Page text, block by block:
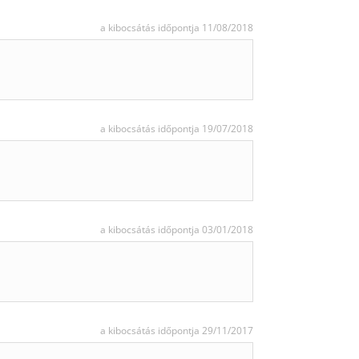
a kibocsátás időpontja 11/08/2018
a kibocsátás időpontja 19/07/2018
a kibocsátás időpontja 03/01/2018
a kibocsátás időpontja 29/11/2017